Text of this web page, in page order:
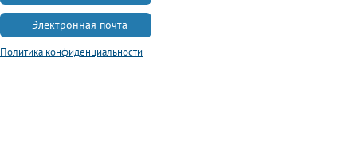
Электронная почта
Политика конфиденциальности